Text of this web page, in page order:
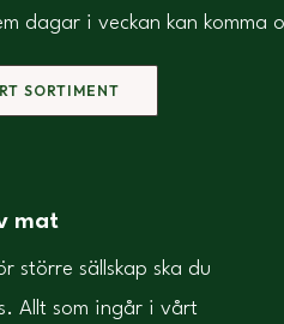
dagar i veckan kan komma
SORTIMENT
mat
större sällskap ska du
Allt som ingår i vårt